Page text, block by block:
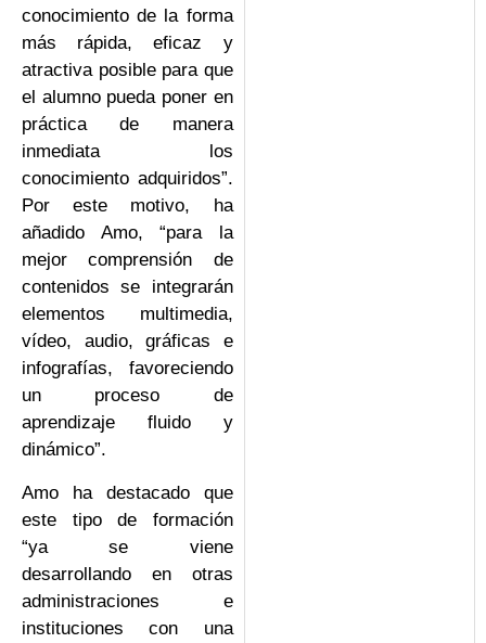
conocimiento de la forma
más rápida, eficaz y
atractiva posible para que
el alumno pueda poner en
práctica de manera
inmediata los
conocimiento adquiridos”.
Por este motivo, ha
añadido Amo, “para la
mejor comprensión de
contenidos se integrarán
elementos multimedia,
vídeo, audio, gráficas e
infografías, favoreciendo
un proceso de
aprendizaje fluido y
dinámico”.
Amo ha destacado que
este tipo de formación
“ya se viene
desarrollando en otras
administraciones e
instituciones con una